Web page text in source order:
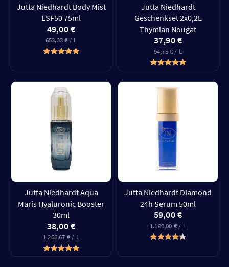
Jutta Niedhardt Body Mist
LSF50 75ml
49,00 €
653,33 € / L
Jutta Niedhardt
Geschenkset 2x0,2L
Thymian Nougat
37,90 €
94,75 € / L
Jutta Niedhardt Aqua
Maris Hyaluronic Booster
30ml
38,00 €
1.266,67 € / L
Jutta Niedhardt Diamond
24h Serum 50ml
59,00 €
1.180,00 € / L